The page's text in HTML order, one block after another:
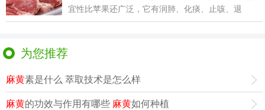
宜性比苹果还广泛，它有润肺、化痰、止咳、退
热、降火、清
为您推荐
麻黄素是什么 萃取技术是怎么样
麻黄的功效与作用有哪些 麻黄如何种植